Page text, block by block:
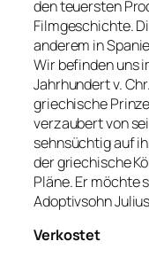
den teuersten
Filmgeschichte.
anderem in
Wir befinden uns
Jahrhundert v.
griechische
verzaubert von
sehnsüchtig auf
der griechische
Pläne. Er möchte
Adoptivsohn
Verkostet